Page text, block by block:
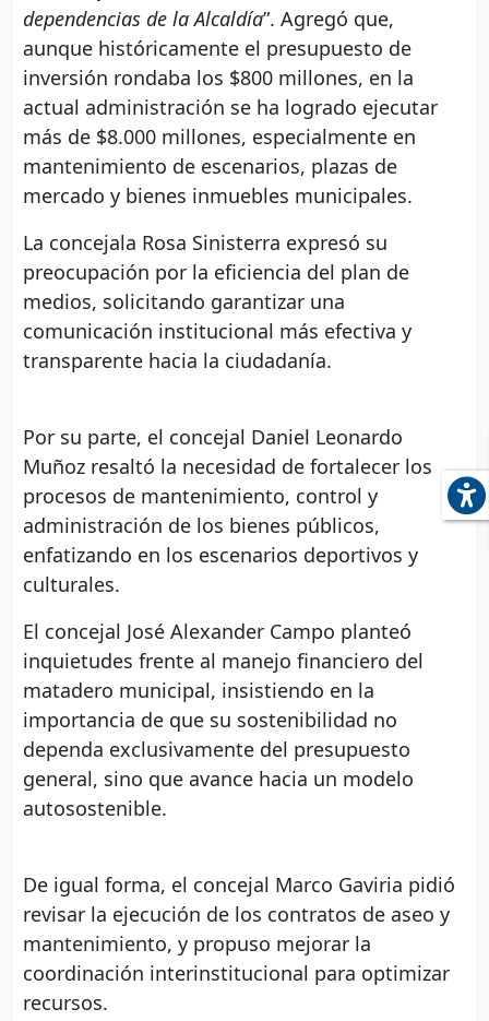
dependencias de la Alcaldía”. Agregó que,
aunque históricamente el presupuesto de
inversión rondaba los $800 millones, en la
actual administración se ha logrado ejecutar
más de $8.000 millones, especialmente en
mantenimiento de escenarios, plazas de
mercado y bienes inmuebles municipales.
La concejala Rosa Sinisterra expresó su
preocupación por la eficiencia del plan de
medios, solicitando garantizar una
comunicación institucional más efectiva y
transparente hacia la ciudadanía.
Por su parte, el concejal Daniel Leonardo
Muñoz resaltó la necesidad de fortalecer los
procesos de mantenimiento, control y
administración de los bienes públicos,
enfatizando en los escenarios deportivos y
culturales.
El concejal José Alexander Campo planteó
inquietudes frente al manejo financiero del
matadero municipal, insistiendo en la
importancia de que su sostenibilidad no
dependa exclusivamente del presupuesto
general, sino que avance hacia un modelo
autosostenible.
De igual forma, el concejal Marco Gaviria pidió
revisar la ejecución de los contratos de aseo y
mantenimiento, y propuso mejorar la
coordinación interinstitucional para optimizar
recursos.